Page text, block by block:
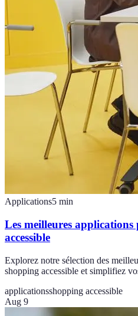
Applications5 min
Les meilleures
accessible
Explorez notre sélection des
shopping accessible et simplifiez
applicationsshopping accessible
Aug 9